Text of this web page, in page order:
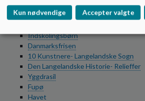
Skolebestyrelsesmøde 2021/22
H. C. Ørsted
Indskolingsbørn
Danmarksfrisen
10 Kunstnere- Langelandske Sogn
Den Langelandske Historie- Relieffer
Yggdrasil
Fupø
Havet
Kun nødvendige Accepter valgte